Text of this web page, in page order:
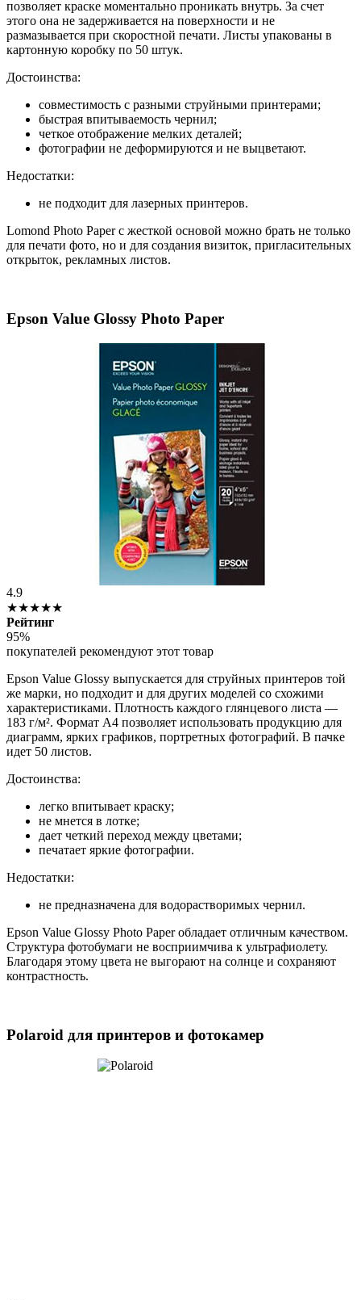
позволяет краске моментально проникать внутрь. За счет
этого она не задерживается на поверхности и не
размазывается при скоростной печати. Листы упакованы в
картонную коробку по 50 штук.
Достоинства:
совместимость с разными струйными принтерами;
быстрая впитываемость чернил;
четкое отображение мелких деталей;
фотографии не деформируются и не выцветают.
Недостатки:
не подходит для лазерных принтеров.
Lomond Photo Paper с жесткой основой можно брать не только
для печати фото, но и для создания визиток, пригласительных
открыток, рекламных листов.
Epson Value Glossy Photo Paper
4.9
★★★★★
Рейтинг
95%
покупателей рекомендуют этот товар
Epson Value Glossy выпускается для струйных принтеров той
же марки, но подходит и для других моделей со схожими
характеристиками. Плотность каждого глянцевого листа —
183 г/м². Формат А4 позволяет использовать продукцию для
диаграмм, ярких графиков, портретных фотографий. В пачке
идет 50 листов.
Достоинства:
легко впитывает краску;
не мнется в лотке;
дает четкий переход между цветами;
печатает яркие фотографии.
Недостатки:
не предназначена для водорастворимых чернил.
Epson Value Glossy Photo Paper обладает отличным качеством.
Структура фотобумаги не восприимчива к ультрафиолету.
Благодаря этому цвета не выгорают на солнце и сохраняют
контрастность.
Polaroid для принтеров и фотокамер